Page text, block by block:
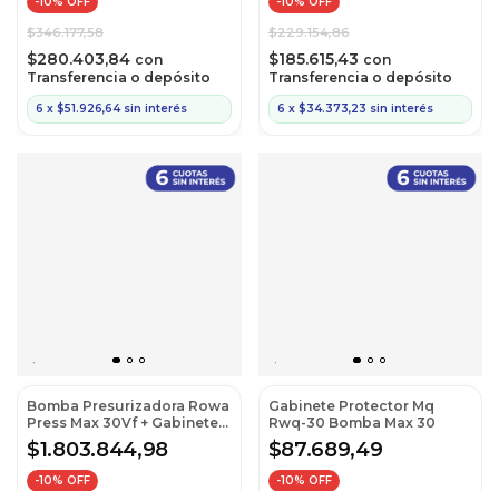
$346.177,58
$280.403,84 con
Transferencia o depósito
6 x $51.926,64 sin interés
$229.154,86
$185.615,43 con
Transferencia o depósito
6 x $34.373,23 sin interés
Bomba Presurizadora Rowa
Press Max 30Vf + Gabinete
Protector MQ
$1.803.844,98
-10% OFF
Gabinete Protector Mq
Rwq-30 Bomba Max 30
$87.689,49
-10% OFF